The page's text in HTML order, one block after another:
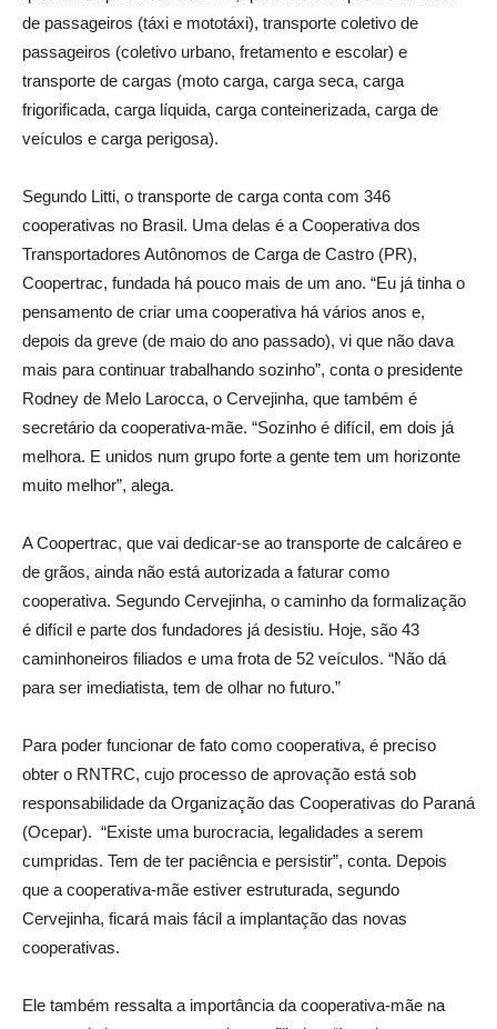
de passageiros (táxi e mototáxi), transporte coletivo de
passageiros (coletivo urbano, fretamento e escolar) e
transporte de cargas (moto carga, carga seca, carga
frigorificada, carga líquida, carga conteinerizada, carga de
veículos e carga perigosa).
Segundo Litti, o transporte de carga conta com 346
cooperativas no Brasil. Uma delas é a Cooperativa dos
Transportadores Autônomos de Carga de Castro (PR),
Coopertrac, fundada há pouco mais de um ano. “Eu já tinha o
pensamento de criar uma cooperativa há vários anos e,
depois da greve (de maio do ano passado), vi que não dava
mais para continuar trabalhando sozinho”, conta o presidente
Rodney de Melo Larocca, o Cervejinha, que também é
secretário da cooperativa-mãe. “Sozinho é difícil, em dois já
melhora. E unidos num grupo forte a gente tem um horizonte
muito melhor”, alega.
A Coopertrac, que vai dedicar-se ao transporte de calcáreo e
de grãos, ainda não está autorizada a faturar como
cooperativa. Segundo Cervejinha, o caminho da formalização
é difícil e parte dos fundadores já desistiu. Hoje, são 43
caminhoneiros filiados e uma frota de 52 veículos. “Não dá
para ser imediatista, tem de olhar no futuro.”
Para poder funcionar de fato como cooperativa, é preciso
obter o RNTRC, cujo processo de aprovação está sob
responsabilidade da Organização das Cooperativas do Paraná
(Ocepar). “Existe uma burocracia, legalidades a serem
cumpridas. Tem de ter paciência e persistir”, conta. Depois
que a cooperativa-mãe estiver estruturada, segundo
Cervejinha, ficará mais fácil a implantação das novas
cooperativas.
Ele também ressalta a importância da cooperativa-mãe na